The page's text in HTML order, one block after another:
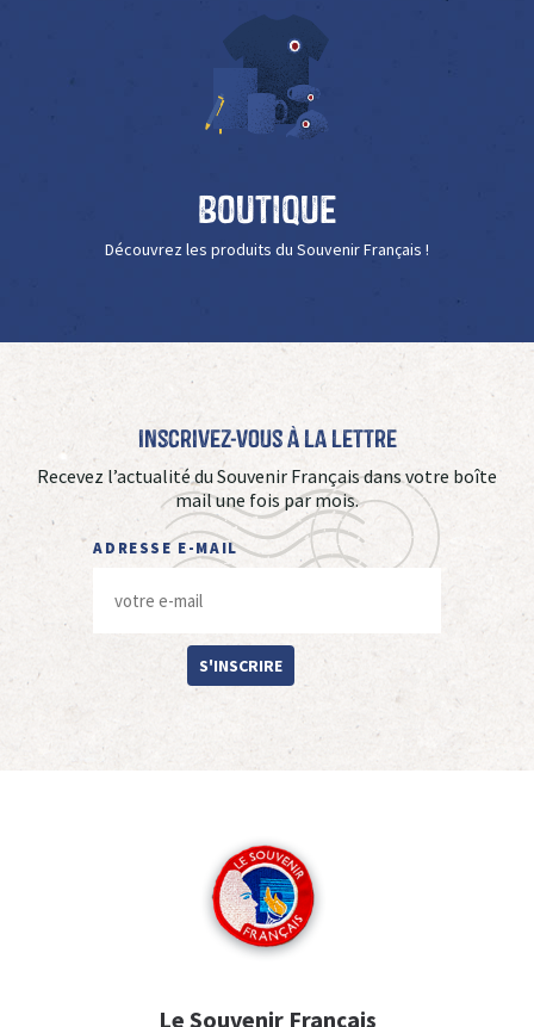
Boutique
Découvrez les produits du Souvenir Français !
Inscrivez-vous à La Lettre
Recevez l’actualité du Souvenir Français dans votre boîte
mail une fois par mois.
ADRESSE E-MAIL
S'INSCRIRE
Le Souvenir Français